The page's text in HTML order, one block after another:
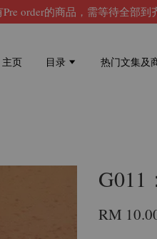
order的商品，需等待全部到
主页 目录 热门文集及
G011
RM